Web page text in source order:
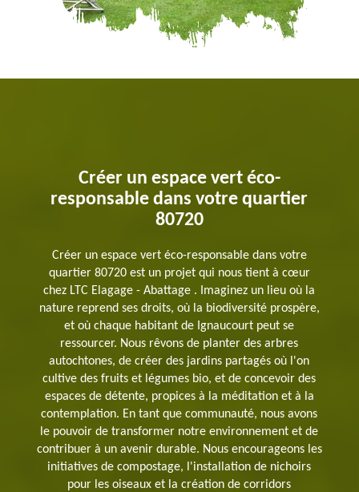
Créer un espace vert éco-
responsable dans votre quartier
80720
Créer un espace vert éco-responsable dans votre
quartier 80720 est un projet qui nous tient à cœur
chez LTC Elagage - Abattage . Imaginez un lieu où la
nature reprend ses droits, où la biodiversité prospère,
et où chaque habitant de Ignaucourt peut se
ressourcer. Nous rêvons de planter des arbres
autochtones, de créer des jardins partagés où l'on
cultive des fruits et légumes bio, et de concevoir des
espaces de détente, propices à la méditation et à la
contemplation. En tant que communauté, nous avons
le pouvoir de transformer notre environnement et de
contribuer à un avenir durable. Nous encourageons les
initiatives de compostage, l'installation de nichoirs
pour les oiseaux et la création de corridors